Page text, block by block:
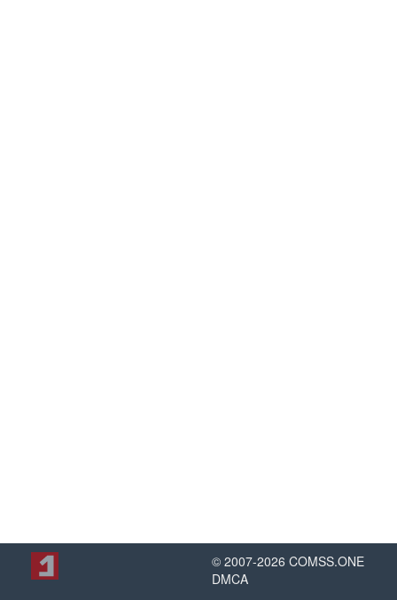
© 2007-2026 COMSS.ONE
DMCA